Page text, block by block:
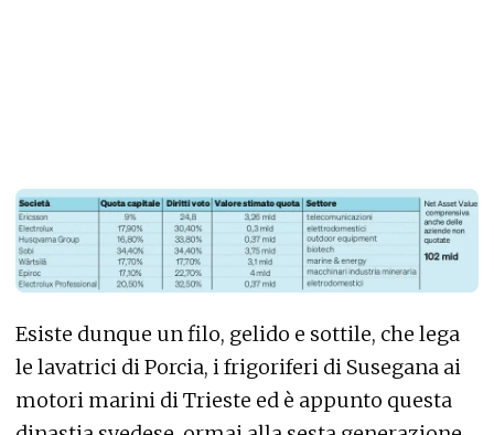
Esiste dunque un filo, gelido e sottile, che lega
le lavatrici di Porcia, i frigoriferi di Susegana ai
motori marini di Trieste ed è appunto questa